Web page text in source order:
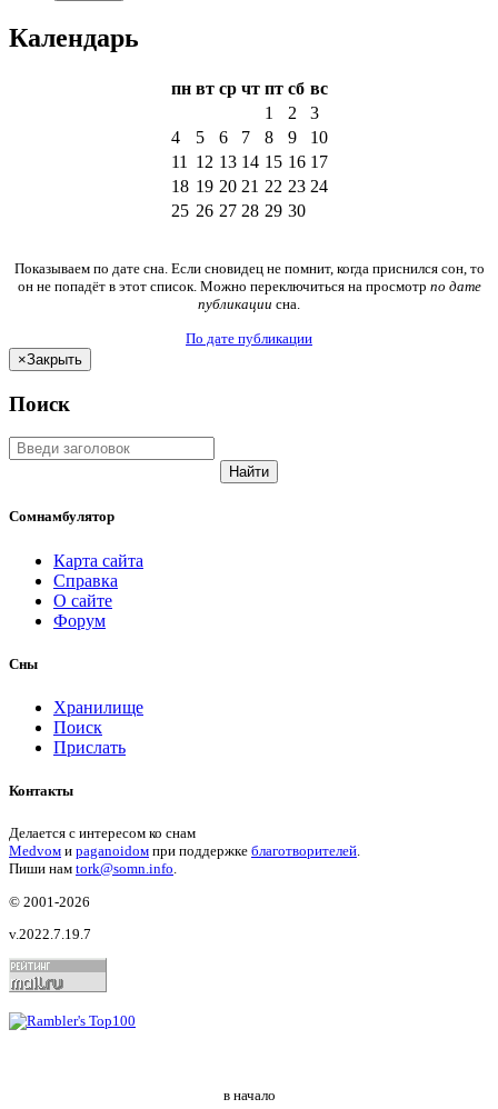
Календарь
пн вт ср чт пт сб вс
1
2
3
4
5 6 7 8 9
10
11
12 13 14 15 16 17
18 19 20 21 22 23 24
25 26 27 28 29 30
Показываем по дате сна. Если сновидец не помнит, когда приснился сон, то
он не попадёт в этот список. Можно переключиться на просмотр по дате
публикации сна.
По дате публикации
×Закрыть
Поиск
Найти
Сомнамбулятор
Карта сайта
Справка
О сайте
Форум
Сны
Хранилище
Поиск
Прислать
Контакты
Делается с интересом ко снам
Medvом и paganoidом при поддержке благотворителей.
Пиши нам tork@somn.info.
© 2001 -2026
v.2022.7.19.7
в начало